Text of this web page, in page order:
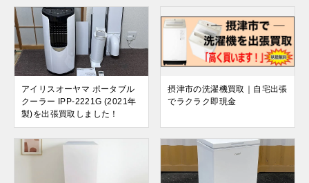
アイリスオーヤマ ポータブル
クーラー IPP-2221G (2021年
製)を出張買取しました！
摂津市の洗濯機買取｜自宅出張
でラクラク即現金